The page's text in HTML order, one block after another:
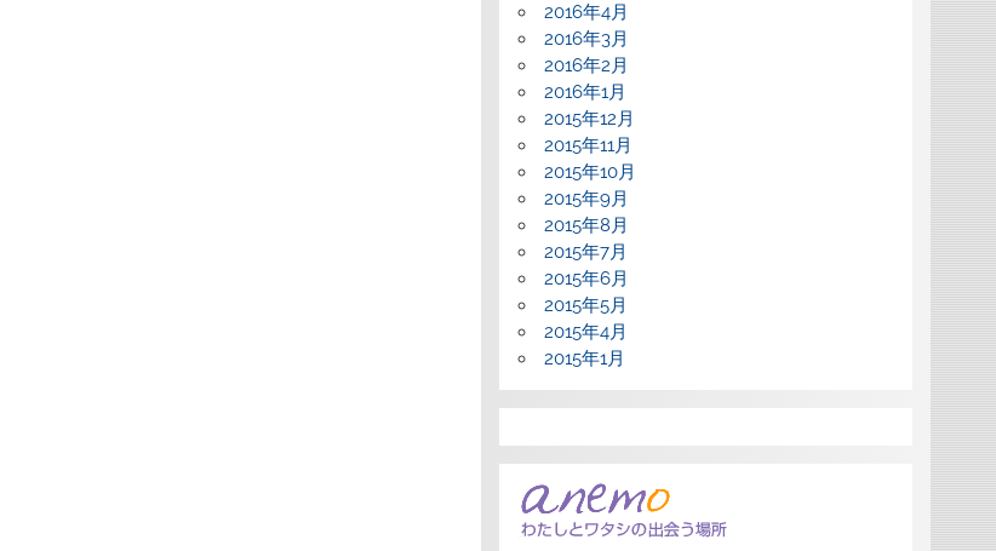
2016年4月
2016年3月
2016年2月
2016年1月
2015年12月
2015年11月
2015年10月
2015年9月
2015年8月
2015年7月
2015年6月
2015年5月
2015年4月
2015年1月